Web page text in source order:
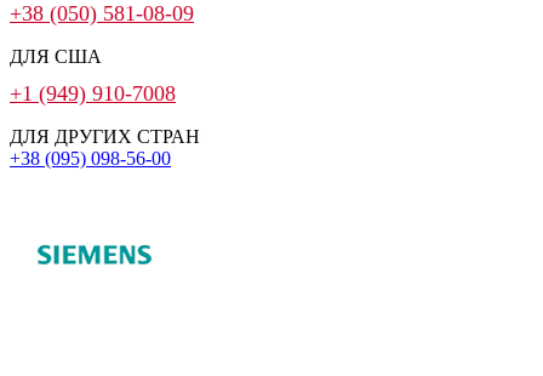
+38 (050) 581-08-09
ДЛЯ США
+1 (949) 910-7008
ДЛЯ ДРУГИХ СТРАН
+38 (095) 098-56-00